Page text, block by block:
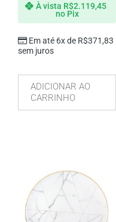
Em até 6x de R$371,83
sem juros
À vista R$2.119,45
no Pix
ADICIONAR AO
CARRINHO